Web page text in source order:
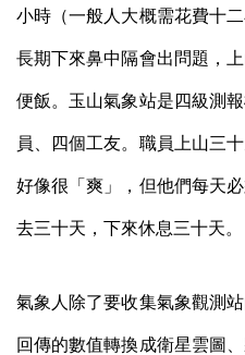
小時（一般人大概需花費十
長期下來鼻中隔會出問題，
便飯。玉山氣象站是四級測
員、四個工友。職員上山三
好像很「爽」，但他們每天
去三十天，下來休息三十天。
氣象人除了要收集氣象觀測
回傳的數值轉換成衛星雲圖